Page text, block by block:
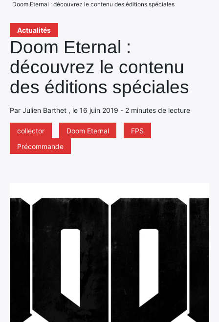
Actualités
Doom Eternal :
découvrez le contenu
des éditions spéciales
Par Julien Barthet , le 16 juin 2019 - 2 minutes de lecture
collector Doom Eternal
FPS
Précommande
Doom Eternal : découvrez le contenu des éditions spéciales